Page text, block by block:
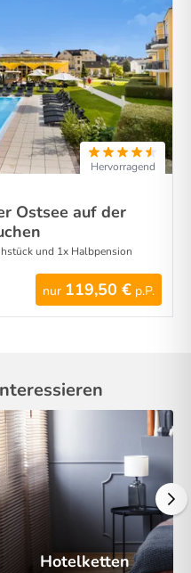
Hervorragend
Ostsee auf der
und 1x Halbpension
nur 119,50 € p.P.
Hotelketten